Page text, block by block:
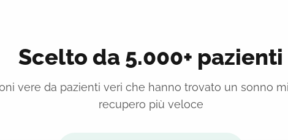
Scelto da 5.000+ pazienti
vere da pazienti veri che hanno trovato un sonno
recupero più veloce